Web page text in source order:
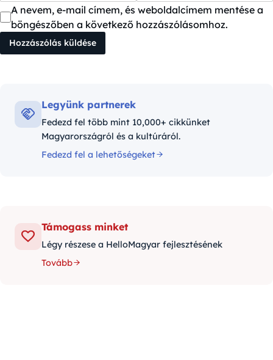
A nevem, e-mail címem, és weboldalcímem mentése a
böngészőben a következő hozzászólásomhoz.
Legyünk partnerek
Fedezd fel több mint 10,000+ cikkünket
Magyarországról és a kultúráról.
Fedezd fel a lehetőségeket
Támogass minket
Légy részese a HelloMagyar fejlesztésének
Tovább